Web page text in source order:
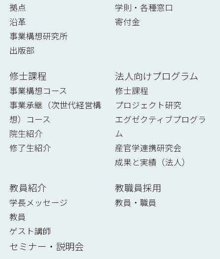
拠点
沿革
事業構想研究所
出版部
学則・各種窓口
寄付金
修士課程
事業構想コース
事業承継（次世代経営構
想）コース
院生紹介
修了生紹介
法人向けプログラム
修士課程
プロジェクト研究
エグゼクティブプログラ
ム
産官学連携研究会
成果と実績（法人）
教員紹介
学長メッセージ
教員
ゲスト講師
セミナー・説明会
教職員採用
教員・職員